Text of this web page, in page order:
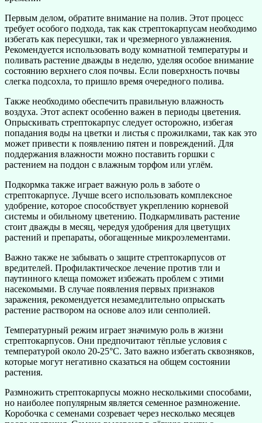
Первым делом, обратите внимание на полив. Этот процесс
требует особого подхода, так как стрептокарпусам необходимо
избегать как пересушки, так и чрезмерного увлажнения.
Рекомендуется использовать воду комнатной температуры и
поливать растение дважды в неделю, уделяя особое внимание
состоянию верхнего слоя почвы. Если поверхность почвы
слегка подсохла, то пришло время очередного полива.
Также необходимо обеспечить правильную влажность
воздуха. Этот аспект особенно важен в периоды цветения.
Опрыскивать стрептокарпус следует осторожно, избегая
попадания воды на цветки и листья с прожилками, так как это
может привести к появлению пятен и повреждений. Для
поддержания влажности можно поставить горшки с
растением на поддон с влажным торфом или углём.
Подкормка также играет важную роль в заботе о
стрептокарпусе. Лучше всего использовать комплексное
удобрение, которое способствует укреплению корневой
системы и обильному цветению. Подкармливать растение
стоит дважды в месяц, чередуя удобрения для цветущих
растений и препараты, обогащенные микроэлементами.
Важно также не забывать о защите стрептокарпусов от
вредителей. Профилактическое лечение против тли и
паутинного клеща поможет избежать проблем с этими
насекомыми. В случае появления первых признаков
заражения, рекомендуется незамедлительно опрыскать
растение раствором на основе алоэ или сенполией.
Температурный режим играет значимую роль в жизни
стрептокарпусов. Они предпочитают тёплые условия с
температурой около 20-25°C. Зато важно избегать сквозняков,
которые могут негативно сказаться на общем состоянии
растения.
Размножить стрептокарпусы можно несколькими способами,
но наиболее популярным является семенное размножение.
Коробочка с семенами созревает через несколько месяцев